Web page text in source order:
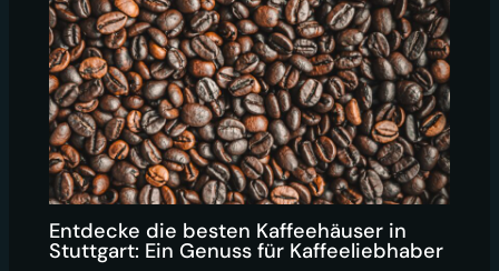
Entdecke die besten Kaffeehäuser in
Stuttgart: Ein Genuss für Kaffeeliebhaber